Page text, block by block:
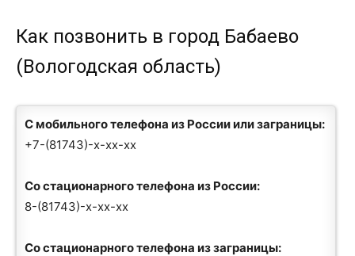
Как позвонить в город Бабаево
(Вологодская область)
С мобильного телефона из России или заграницы:
+7-(81743)-x-xx-xx
Со стационарного телефона из России:
8-(81743)-x-xx-xx
Со стационарного телефона из заграницы: